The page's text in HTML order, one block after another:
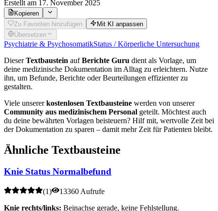
Erstellt am 17. November 2025
Kopieren
Zu Favoriten hinzufügen
Mit KI anpassen
Übersetzen
Psychiatrie & PsychosomatikStatus / Körperliche Untersuchung
DieserTextbaustein aufBerichte Guru dient als Vorlage, um
deine medizinische Dokumentation im Alltag zu erleichtern. Nutze
ihn, um Befunde, Berichte oder Beurteilungen effizienter zu
gestalten.
Viele unsererkostenlosen Textbausteine werden von unserer
Community aus medizinischem Personal geteilt. Möchtest auch
du deine bewährten Vorlagen beisteuern? Hilf mit, wertvolle Zeit bei
der Dokumentation zu sparen – damit mehr Zeit für Patienten bleibt.
Ähnliche Textbausteine
Knie Status Normalbefund
(1)
13360 Aufrufe
Knie rechts/links: Beinachse gerade, keine Fehlstellung.